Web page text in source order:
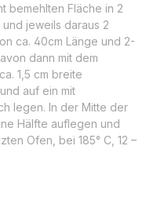
bemehlten Fläche in 2
jeweils daraus 2
ca. 40cm Länge und 2-
dann mit dem
1,5 cm breite
auf ein mit
legen. In der Mitte der
Hälfte auflegen und
Ofen, bei 185° C, 12 –